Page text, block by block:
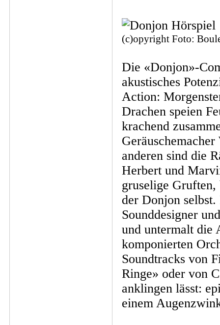
(c)opyright Foto:
Die «Donjon»-
akustisches
Action:
Drachen speien
krachend
anderen sind die
Herbert und
gruselige
der Donjon
Sounddesigner
und untermalt die
komponierten
Soundtracks von
Ringe» oder von
anklingen lässt:
einem